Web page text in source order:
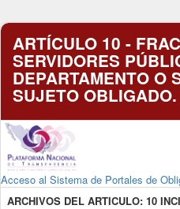
ARTÍCULO 10 -
SERVIDORES
DEPARTAMENTO O
SUJETO OBLIGADO.
Acceso al Sistema de Portales de
ARCHIVOS DEL ARTICULO: 10